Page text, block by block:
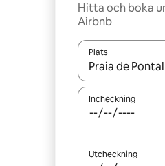
Hitta och boka
Airbnb
Plats
När resultaten
Incheckning
Utcheckning